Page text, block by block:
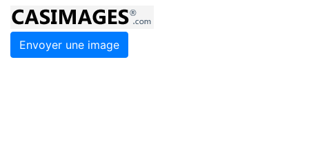
Envoyer une image